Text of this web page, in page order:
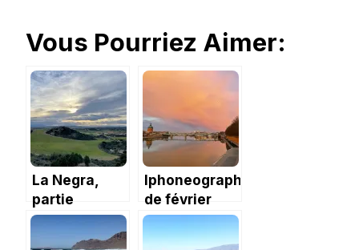
Vous Pourriez Aimer:
La Negra,
partie
méridionale
des Bardenas
Iphoneography
de février
2025